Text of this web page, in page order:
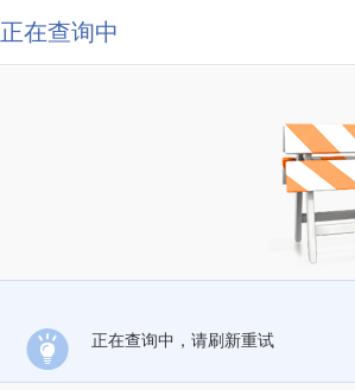
正在查询中
正在查询中，请刷新重试